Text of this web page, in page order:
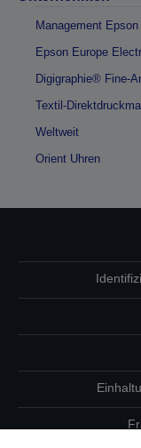
Management
Epson Europe
Digigraphie® Fine-
Textil-
Weltweit
Orient Uhren